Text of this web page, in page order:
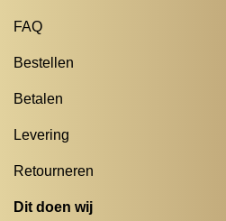
FAQ
Bestellen
Betalen
Levering
Retourneren
Dit doen wij